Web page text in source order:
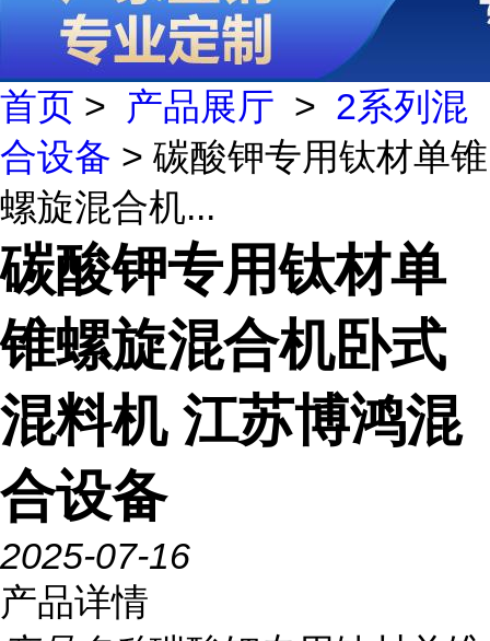
首页 > 产品展厅 > 2系列混
合设备 > 碳酸钾专用钛材单锥
螺旋混合机...
碳酸钾专用钛材单
锥螺旋混合机卧式
混料机 江苏博鸿混
合设备
2025-07-16
产品详情